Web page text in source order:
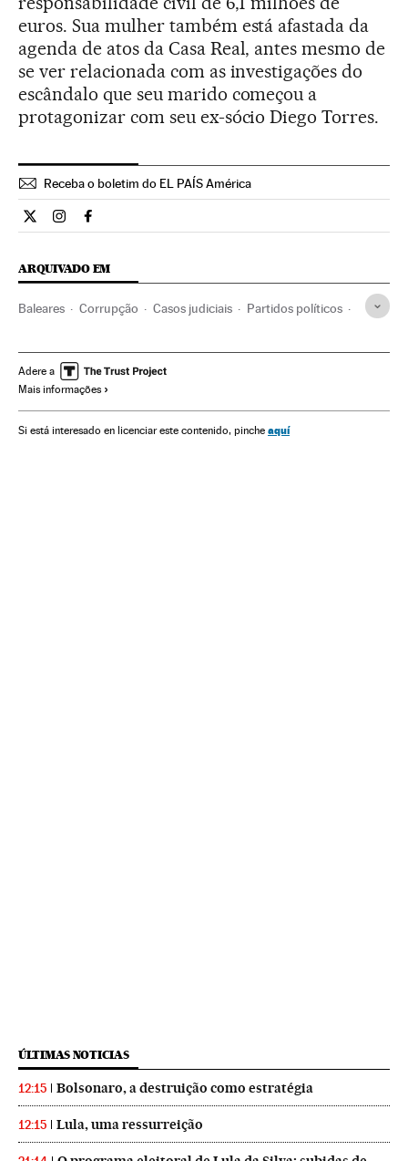
euros. Sua mulher também está afastada da
agenda de atos da Casa Real, antes mesmo de
se ver relacionada com as investigações do
escândalo que seu marido começou a
protagonizar com seu ex-sócio Diego Torres.
Receba o boletim do EL PAÍS América
Internacional El País Brasil en Twitter
Internacional El País Brasil en Instagram
Internacional El País Brasil en Facebook
ARQUIVADO EM
Baleares Corrupção Casos judiciais Partidos políticos
Caso Urdangarin José Castro
Cristina de Borbón y Grecia
Caso Palma Arena PP Espanha Corrupção política
Adere a
Mais informações
Si está interesado en licenciar este contenido, pinche aquí
ÚLTIMAS NOTICIAS
12:15 Bolsonaro, a destruição como estratégia
12:15 Lula, uma ressurreição